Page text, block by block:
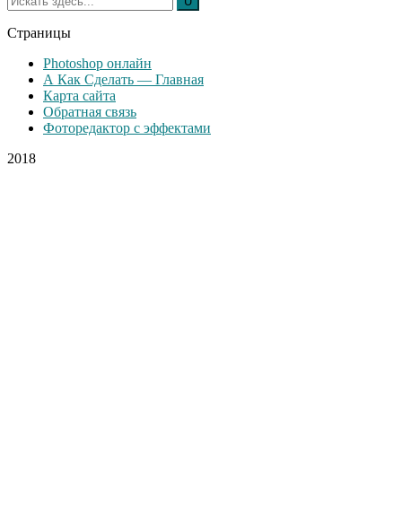
Страницы
Photoshop онлайн
А Как Сделать — Главная
Карта сайта
Обратная связь
Фоторедактор с эффектами
2018